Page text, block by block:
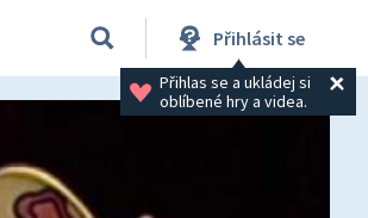
Přihlásit se
Přihlas se a ukládej si
oblíbené hry a videa.